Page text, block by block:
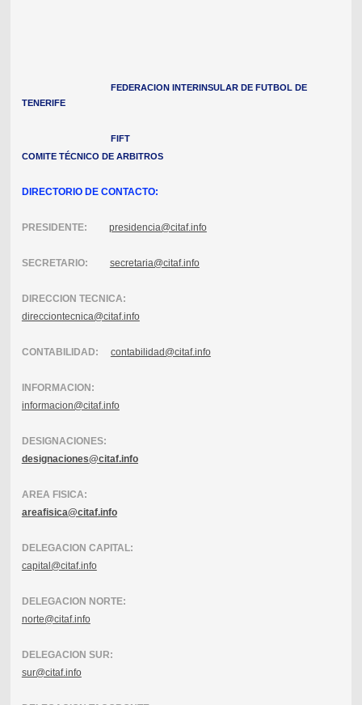
FEDERACION INTERINSULAR DE FUTBOL DE
TENERIFE
FIFT
COMITE TÉCNICO DE ARBITROS
DIRECTORIO DE CONTACTO:
PRESIDENTE: presidencia@citaf.info
SECRETARIO: secretaria@citaf.info
DIRECCION TECNICA:
direcciontecnica@citaf.info
CONTABILIDAD: contabilidad@citaf.info
INFORMACION:
informacion@citaf.info
DESIGNACIONES:
designaciones@citaf.info
AREA FISICA:
areafisica@citaf.info
DELEGACION CAPITAL:
capital@citaf.info
DELEGACION NORTE:
norte@citaf.info
DELEGACION SUR:
sur@citaf.info